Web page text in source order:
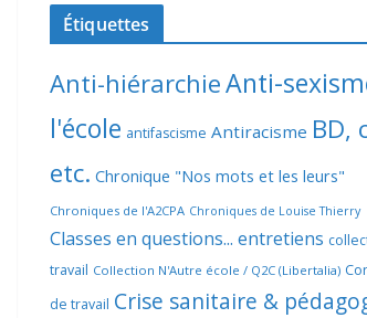
Étiquettes
Anti-hiérarchieAnti-
l'école antifascisme Antiracisme BD,
etc. Chronique "Nos mots et les leurs"
Chroniques de l'A2CPA Chroniques de Louise Thierry
Classes en questions... entretiens
travail Collection N'Autre école / Q2C (Libertalia)
de travail Crise sanitaire &